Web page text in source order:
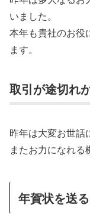
いました。
本年も貴社のお役
ます。
取引が途切れ
昨年は大変お世話
またお力になれる
年賀状を送